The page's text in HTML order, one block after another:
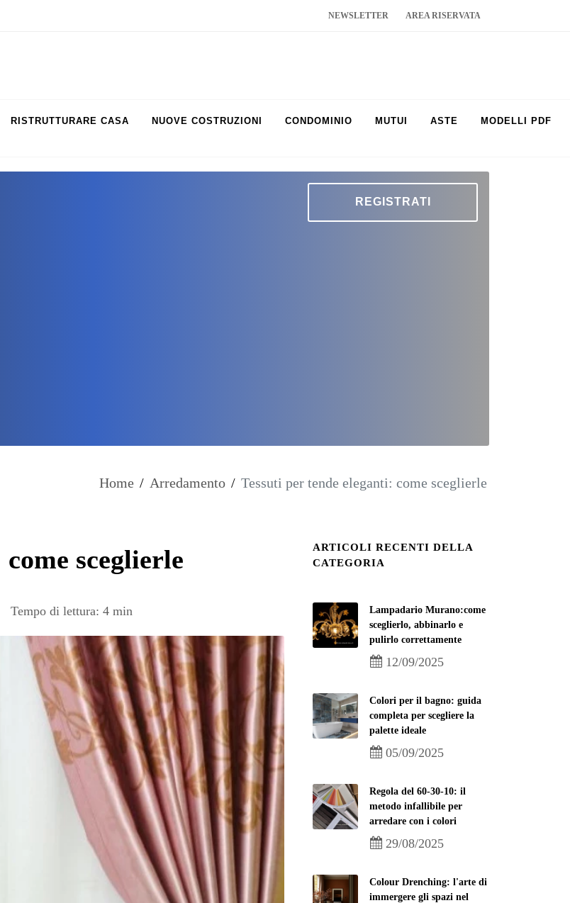
NEWSLETTER AREA RISERVATA
RISTRUTTURARE CASA NUOVE COSTRUZIONI CONDOMINIO MUTUI ASTE MODELLI PDF
REGISTRATI
Home / Arredamento / Tessuti per tende eleganti: come sceglierle
sceglierle
Tempo di lettura: 4 min
ARTICOLI RECENTI DELLA
CATEGORIA
Lampadario Murano:come
sceglierlo, abbinarlo e
pulirlo correttamente
12/09/2025
Colori per il bagno: guida
completa per scegliere la
palette ideale
05/09/2025
Regola del 60-30-10: il
metodo infallibile per
arredare con i colori
29/08/2025
Colour Drenching: l'arte di
immergere gli spazi nel